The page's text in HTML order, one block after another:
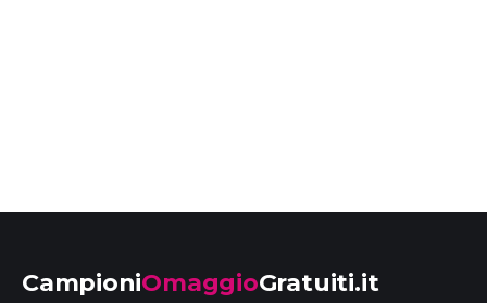
CampioniOmaggioGratuiti.it